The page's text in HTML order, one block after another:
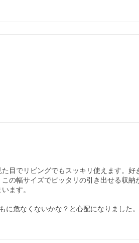
目でリビングでもスッキリ使えます。
の幅サイズでピッタリの引き出せる収納
ます。
危なくないかな？と心配になりました。